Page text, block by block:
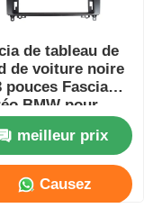
de tableau de
de voiture noire
pouces Fascia
BMW pour
Benz B200
2012
meilleur prix
Causez